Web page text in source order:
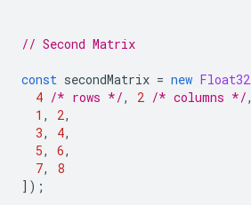
// Second Matrix
const secondMatrix = new
4 /* rows */, 2 /* columns */,
1 , 2,
3, 4,
5, 6,
7,
8
]);